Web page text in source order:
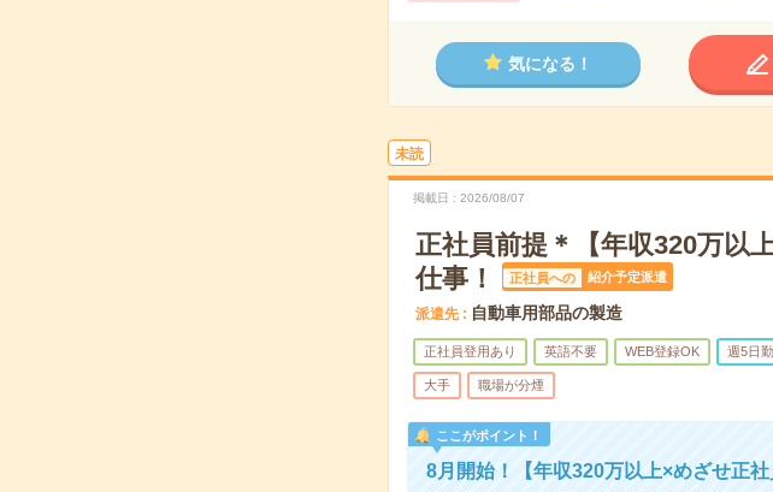
気になる！
未読
掲載日 2026/08/07
正社員前提＊【年収320万以
仕事！
正社員への 紹介予定派遣
派遣先 自動車用部品の製造
正社員登用あり 英語不要 WEB登録OK 週5日
大手 職場が分煙
ここがポイント！
8月開始！【年収320万以上×めざせ正